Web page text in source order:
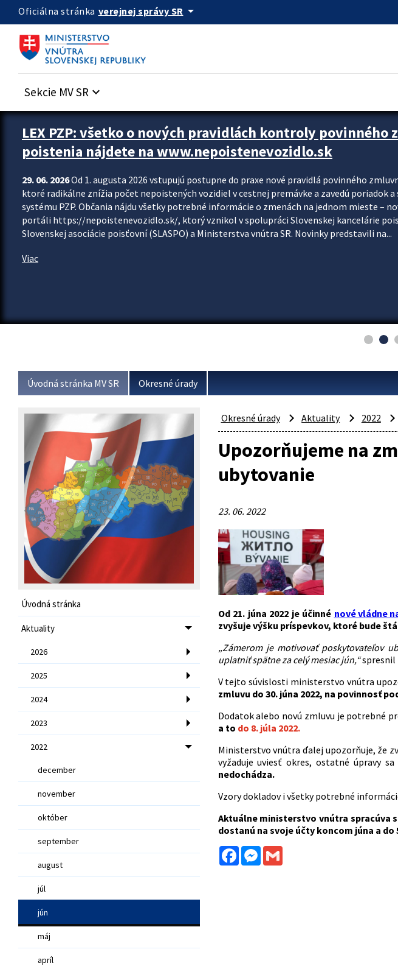
Preskocit na hlavný obsah
Oficiálna stránka verejnej správy SR arrow_drop_down
Sekcie MV SR keyboard_arrow_down
Zastavit automatický posun upútavok
LEX PZP: všetko o nových pravidlách kontroly povinného
poistenia nájdete na www.nepoistenevozidlo.sk
29. 06. 2026Od 1. augusta 2026 vstupujú postupne do praxe nové pravidlá povinného
ktoré radikálne znížia počet nepoistených vozidiel v cestnej premávke a zavedú poriadok
systému PZP. Občania nájdu všetky potrebné informácie o zmenách na jednom mieste –
portáli https://nepoistenevozidlo.sk/, ktorý vznikol v spolupráci Slovenskej kancelárie
Slovenskej asociácie poisťovní (SLASPO) a Ministerstva vnútra SR. Novinky predstavili na...
Viac
Úvodná stránka MV SR Okresné úrady
Úvodná stránka
Aktuality
2026
2025
2024
2023
2022
december
november
október
september
august
júl
jún
máj
apríl
Okresné úrady Aktuality 2022
Upozorňujeme na
ubytovanie
23. 06. 2022
Od 21. júna 2022 je účinné nové vládne
zvyšuje výšku príspevkov, ktoré bude
„Zámerom je motivovať poskytovateľov
uplatniť spätne za celý mesiac jún,“spresnil
V tejto súvislosti ministerstvo vnútra
zmluvu do 30. júna 2022, na povinnosť
Dodatok alebo novú zmluvu je potrebné
a to do 8. júla 2022.
Ministerstvo vnútra ďalej upozorňuje, že
vyžaduje uviesť okres, ostatné úpravy
nedochádza.
Vzory dokladov i všetky potrebné
Aktuálne ministerstvo vnútra spracúva
dostanú na svoje účty koncom júna a
FacebookMessenger
Gmail